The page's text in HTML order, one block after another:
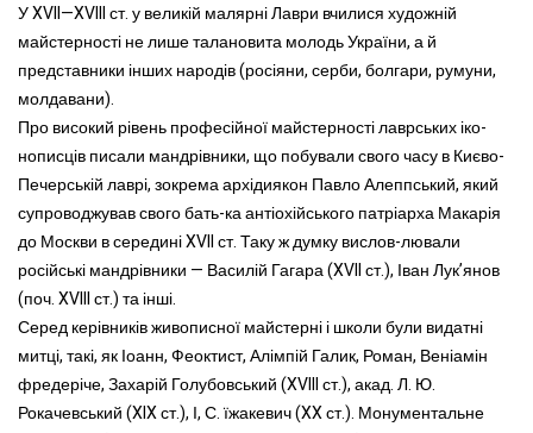
У XVII—XVIII ст. у великій малярні Лаври вчилися художній
майстерності не лише талановита молодь України, а й
представники інших народів (росіяни, серби, болгари, румуни,
молдавани).
Про високий рівень професійної майстерності лаврських іко-
нописців писали мандрівники, що побували свого часу в Києво-
Печерській лаврі, зокрема архідиякон Павло Алеппський, який
супроводжував свого бать-ка антіохійського патріарха Макарія
до Москви в середині XVII ст. Таку ж думку вислов-лювали
російські мандрівники — Василій Гагара (XVII ст.), Іван Лук’янов
(поч. XVIII ст.) та інші.
Серед керівників живописної майстерні і школи були видатні
митці, такі, як Іоанн, Феоктист, Алімпій Галик, Роман, Веніамін
фредеріче, Захарій Голубовський (XVIII ст.), акад. Л. Ю.
Рокачевський (XIX ст.), І, С. їжакевич (XX ст.). Монументальне